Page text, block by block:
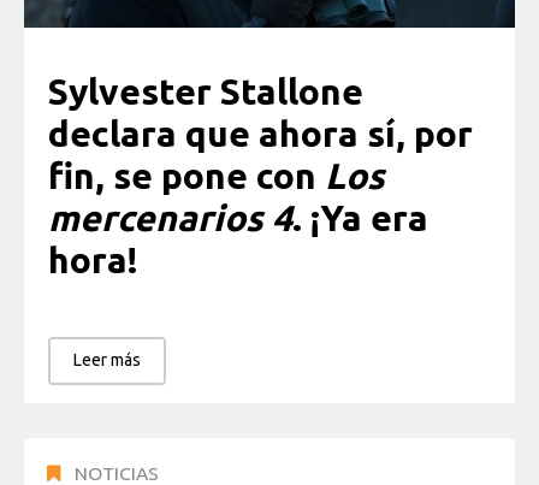
Sylvester Stallone
declara que ahora sí, por
fin, se pone con Los
mercenarios 4. ¡Ya era
hora!
Leer más
NOTICIAS